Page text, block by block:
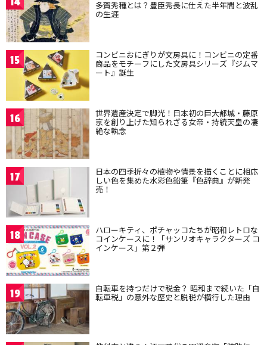
多賀秀種とは？豊臣秀長に仕えた半年間と波乱
の生涯
15 コンビニおにぎりが文房具に！コンビニの定番
商品をモチーフにした文房具シリーズ『ジムマ
ート』誕生
16 世界遺産決定で脚光！日本初の巨大都城・藤原
京を創り上げた知られざる女帝・持統天皇の凄
絶な執念
17 日本の四季折々の植物や情景を描くことに相応
しい色を集めた水彩色鉛筆『色辞典』が新発
売！
18 ハローキティ、ポチャッコたちが昭和レトロな
コインケースに！「サンリオキャラクターズ コ
インケース」第２弾
19 自転車を持つだけで税金？ 昭和まで続いた「自
転車税」の意外な歴史と脱税が横行した理由